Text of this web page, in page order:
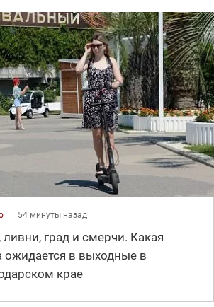
54 минуты назад
ливни, град и смерчи. Какая
ожидается в выходные в
крае